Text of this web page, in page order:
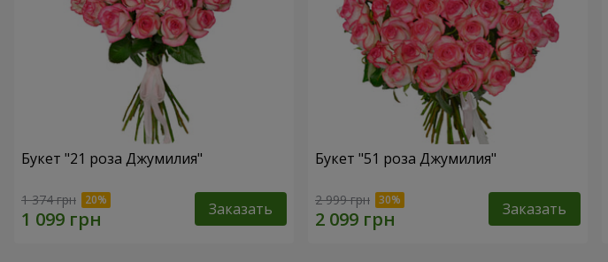
Букет "21 роза Джумилия"
1 374 грн Заказать
Букет "51 роза Джумилия"
2 999 грн Заказать